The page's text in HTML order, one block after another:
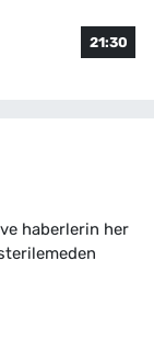
21:30
haberlerin her